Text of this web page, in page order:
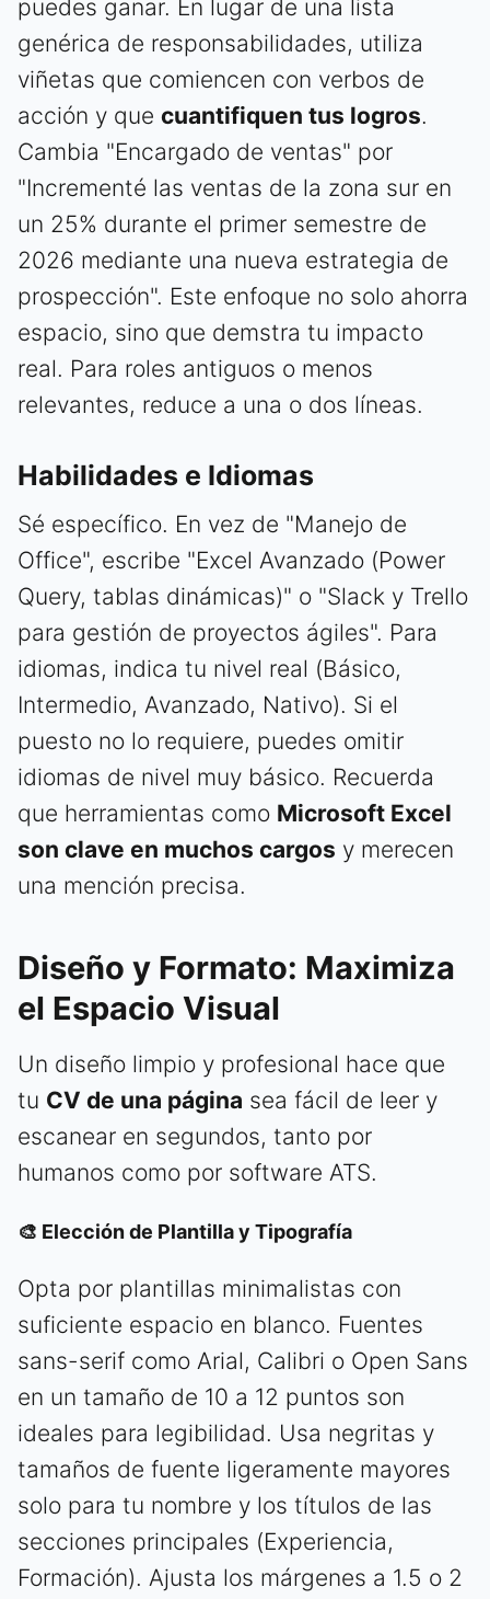
puedes ganar. En lugar de una lista
genérica de responsabilidades, utiliza
viñetas que comiencen con verbos de
acción y que cuantifiquen tus logros.
Cambia "Encargado de ventas" por
"Incrementé las ventas de la zona sur en
un 25% durante el primer semestre de
2026 mediante una nueva estrategia de
prospección". Este enfoque no solo ahorra
espacio, sino que demstra tu impacto
real. Para roles antiguos o menos
relevantes, reduce a una o dos líneas.
Habilidades e Idiomas
Sé específico. En vez de "Manejo de
Office", escribe "Excel Avanzado (Power
Query, tablas dinámicas)" o "Slack y Trello
para gestión de proyectos ágiles". Para
idiomas, indica tu nivel real (Básico,
Intermedio, Avanzado, Nativo). Si el
puesto no lo requiere, puedes omitir
idiomas de nivel muy básico. Recuerda
que herramientas como Microsoft Excel
son clave en muchos cargos y merecen
una mención precisa.
Diseño y Formato: Maximiza
el Espacio Visual
Un diseño limpio y profesional hace que
tu CV de una página sea fácil de leer y
escanear en segundos, tanto por
humanos como por software ATS.
🎨 Elección de Plantilla y Tipografía
Opta por plantillas minimalistas con
suficiente espacio en blanco. Fuentes
sans-serif como Arial, Calibri o Open Sans
en un tamaño de 10 a 12 puntos son
ideales para legibilidad. Usa negritas y
tamaños de fuente ligeramente mayores
solo para tu nombre y los títulos de las
secciones principales (Experiencia,
Formación). Ajusta los márgenes a 1.5 o 2